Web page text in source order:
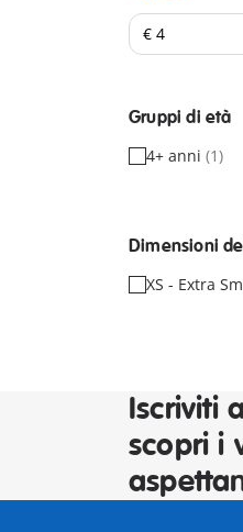
Gruppi di età
4+ anni (1)
Dimensioni
XS - Extra
Iscriviti
scopri i